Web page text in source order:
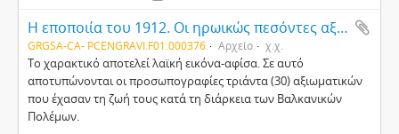
Η εποποιία του 1912. Οι ηρωικώς πεσόντες αξιωματικοί μας [The epic of 1912. Our officers who died a heroic death]
GRGSA-CA- PCENGRAVI.F01.000376 Αρχείο χ.χ.
Το χαρακτικό αποτελεί λαϊκή εικόνα-αφίσα. Σε αυτό
αποτυπώνονται οι προσωπογραφίες τριάντα (30) αξιωματικών
που έχασαν τη ζωή τους κατά τη διάρκεια των Βαλκανικών
Πολέμων.